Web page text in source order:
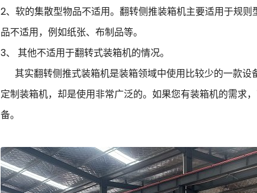
2、软的集散型物品不适用。翻转侧推装箱机主要适用于规
品不适用，例如纸张、布制品等。
3、 其他不适用于翻转式装箱机的情况。
其实翻转侧推式装箱机是装箱领域中使用比较少的一款设
定制装箱机，却是使用非常广泛的。如果您有装箱机的需求
备。